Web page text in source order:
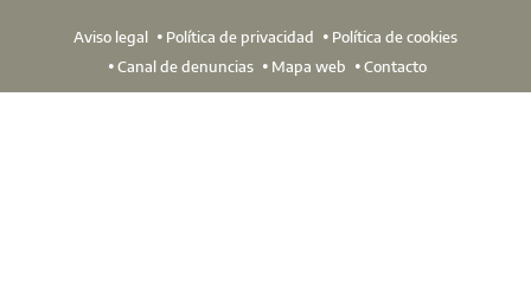
Aviso legal Política de privacidad
Política de cookies
Canal de denuncias
Mapa web Contacto